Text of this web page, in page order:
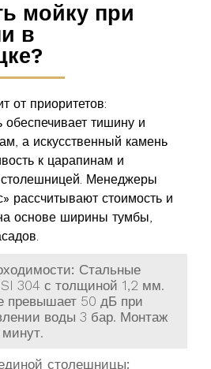
мойку при
в
от приоритетов:
тишину и
а искусственный камень
к царапинам и
Менеджеры
рассчитывают стоимость и
основе ширины тумбы,
Стальные
304 с толщиной 1,2 мм.
превышает 50 дБ при
воды 3 бар. Монтаж
столешницы: